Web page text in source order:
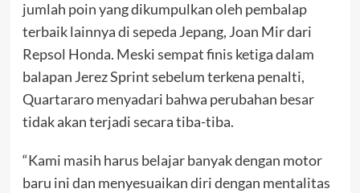
jumlah poin yang dikumpulkan oleh pembalap
terbaik lainnya di sepeda Jepang, Joan Mir dari
Repsol Honda. Meski sempat finis ketiga dalam
balapan Jerez Sprint sebelum terkena penalti,
Quartararo menyadari bahwa perubahan besar
tidak akan terjadi secara tiba-tiba.
“Kami masih harus belajar banyak dengan motor
baru ini dan menyesuaikan diri dengan mentalitas